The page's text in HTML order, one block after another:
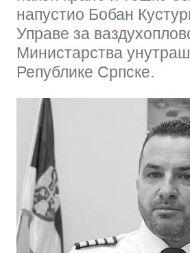
напустио Бобан
Управе за
Министарства
Републике Српске.